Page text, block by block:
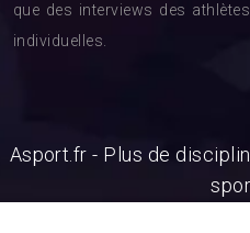
que des interviews des
individuelles.
Asport.fr - Plus de